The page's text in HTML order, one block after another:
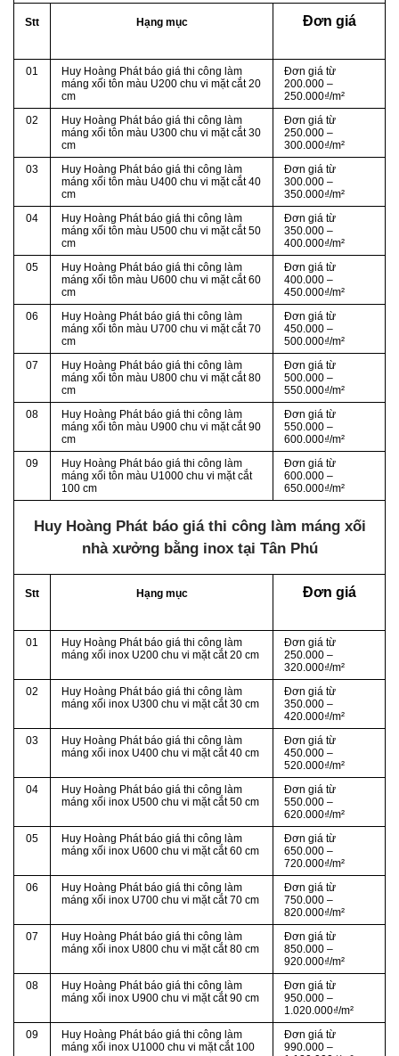
Stt Hạng mục Đơn giá
01
Huy Hoàng Phát báo giá thi công làm
máng xối tôn màu U200 chu vi mặt cắt 20
cm
Đơn giá từ
200.000 –
250.000₫/m²
02
Huy Hoàng Phát báo giá thi công làm
máng xối tôn màu U300 chu vi mặt cắt 30
cm
Đơn giá từ
250.000 –
300.000₫/m²
03
Huy Hoàng Phát báo giá thi công làm
máng xối tôn màu U400 chu vi mặt cắt 40
cm
Đơn giá từ
300.000 –
350.000₫/m²
04
Huy Hoàng Phát báo giá thi công làm
máng xối tôn màu U500 chu vi mặt cắt 50
cm
Đơn giá từ
350.000 –
400.000₫/m²
05
Huy Hoàng Phát báo giá thi công làm
máng xối tôn màu U600 chu vi mặt cắt 60
cm
Đơn giá từ
400.000 –
450.000₫/m²
06
Huy Hoàng Phát báo giá thi công làm
máng xối tôn màu U700 chu vi mặt cắt 70
cm
Đơn giá từ
450.000 –
500.000₫/m²
07
Huy Hoàng Phát báo giá thi công làm
máng xối tôn màu U800 chu vi mặt cắt 80
cm
Đơn giá từ
500.000 –
550.000₫/m²
08
Huy Hoàng Phát báo giá thi công làm
máng xối tôn màu U900 chu vi mặt cắt 90
cm
Đơn giá từ
550.000 –
600.000₫/m²
09
Huy Hoàng Phát báo giá thi công làm
máng xối tôn màu U1000 chu vi mặt cắt
100 cm
Đơn giá từ
600.000 –
650.000₫/m²
Huy Hoàng Phát báo giá thi công làm máng xối
nhà xưởng bằng inox tại Tân Phú
Stt Hạng mục Đơn giá
01
Huy Hoàng Phát báo giá thi công làm
máng xối inox U200 chu vi mặt cắt 20 cm
Đơn giá từ
250.000 –
320.000₫/m²
02
Huy Hoàng Phát báo giá thi công làm
máng xối inox U300 chu vi mặt cắt 30 cm
Đơn giá từ
350.000 –
420.000₫/m²
03
Huy Hoàng Phát báo giá thi công làm
máng xối inox U400 chu vi mặt cắt 40 cm
Đơn giá từ
450.000 –
520.000₫/m²
04
Huy Hoàng Phát báo giá thi công làm
máng xối inox U500 chu vi mặt cắt 50 cm
Đơn giá từ
550.000 –
620.000₫/m²
05
Huy Hoàng Phát báo giá thi công làm
máng xối inox U600 chu vi mặt cắt 60 cm
Đơn giá từ
650.000 –
720.000₫/m²
06
Huy Hoàng Phát báo giá thi công làm
máng xối inox U700 chu vi mặt cắt 70 cm
Đơn giá từ
750.000 –
820.000₫/m²
07
Huy Hoàng Phát báo giá thi công làm
máng xối inox U800 chu vi mặt cắt 80 cm
Đơn giá từ
850.000 –
920.000₫/m²
08
Huy Hoàng Phát báo giá thi công làm
máng xối inox U900 chu vi mặt cắt 90 cm
Đơn giá từ
950.000 –
1.020.000₫/m²
09
Huy Hoàng Phát báo giá thi công làm
máng xối inox U1000 chu vi mặt cắt 100
Đơn giá từ
990.000 –